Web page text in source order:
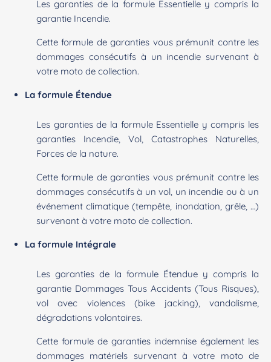
Les garanties de la formule Essentielle y compris la
garantie Incendie.
Cette formule de garanties vous prémunit contre les
dommages consécutifs à un incendie survenant à
votre moto de collection.
La formule Étendue
Les garanties de la formule Essentielle y compris les
garanties Incendie, Vol, Catastrophes Naturelles,
Forces de la nature.
Cette formule de garanties vous prémunit contre les
dommages consécutifs à un vol, un incendie ou à un
événement climatique (tempête, inondation, grêle, …)
survenant à votre moto de collection.
La formule Intégrale
Les garanties de la formule Étendue y compris la
garantie Dommages Tous Accidents (Tous Risques),
vol avec violences (bike jacking), vandalisme,
dégradations volontaires.
Cette formule de garanties indemnise également les
dommages matériels survenant à votre moto de